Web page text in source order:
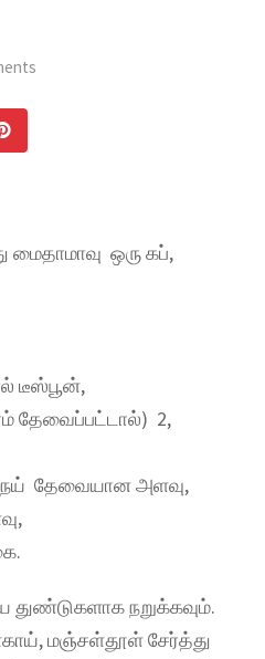
மைதாமாவு ஒரு கப்,
டீஸ்பூன்,
தேவைப்பட்டால்) 2,
தேவையான அளவு,
துண்டுகளாக நறுக்கவும்.
மஞ்சள்தூள் சேர்த்து